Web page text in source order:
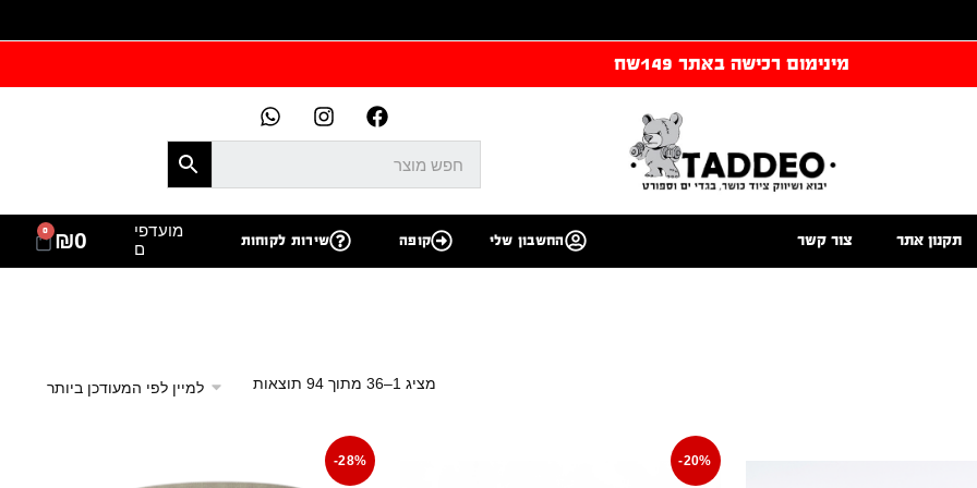
מינימום רכישה באתר 149שח
תקנון אתר צור קשר החשבון שלי קופה שירות לקוחות
מועדפי
ם
₪0
0
מציג 1–36 מתוך 94 תוצאות
-20%
-28%